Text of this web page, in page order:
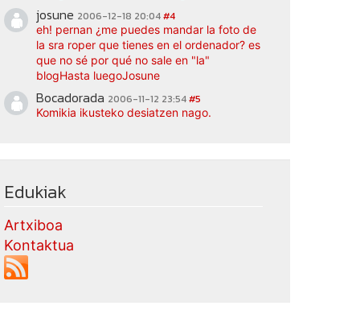
josune 2006-12-18 20:04#4
eh! pernan ¿me puedes mandar la foto de
la sra roper que tienes en el ordenador? es
que no sé por qué no sale en "la"
blogHasta luegoJosune
Bocadorada 2006-11-12 23:54#5
Komikia ikusteko desiatzen nago.
Edukiak
Artxiboa
Kontaktua